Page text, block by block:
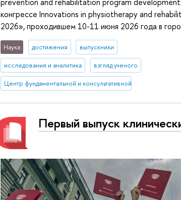
конгрессе Innovations in physiotherapy and
2026», проходившем 10-11 июня 2026 года в
Наука достижения выпускники
исследования и аналитика взгляд ученого
Центр фундаментальной и консультативной персонологии
Первый выпуск